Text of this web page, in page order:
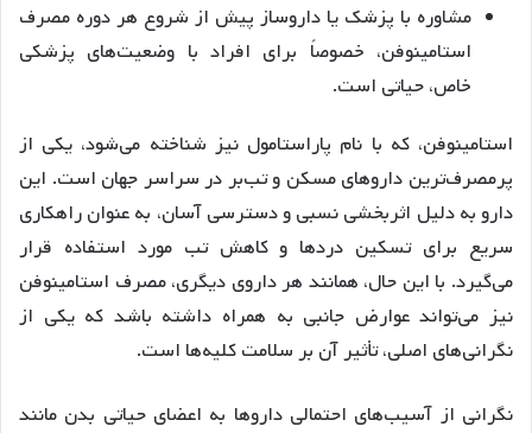
مشاوره با پزشک یا داروساز پیش از شروع هر دوره مصرف
استامینوفن، خصوصاً برای افراد با وضعیت‌های پزشکی
خاص، حیاتی است.
استامینوفن، که با نام پاراستامول نیز شناخته می‌شود، یکی از
پرمصرف‌ترین داروهای مسکن و تب‌بر در سراسر جهان است. این
دارو به دلیل اثربخشی نسبی و دسترسی آسان، به عنوان راهکاری
سریع برای تسکین دردها و کاهش تب مورد استفاده قرار
می‌گیرد. با این حال، همانند هر داروی دیگری، مصرف استامینوفن
نیز می‌تواند عوارض جانبی به همراه داشته باشد که یکی از
نگرانی‌های اصلی، تأثیر آن بر سلامت کلیه‌ها است.
نگرانی از آسیب‌های احتمالی داروها به اعضای حیاتی بدن مانند